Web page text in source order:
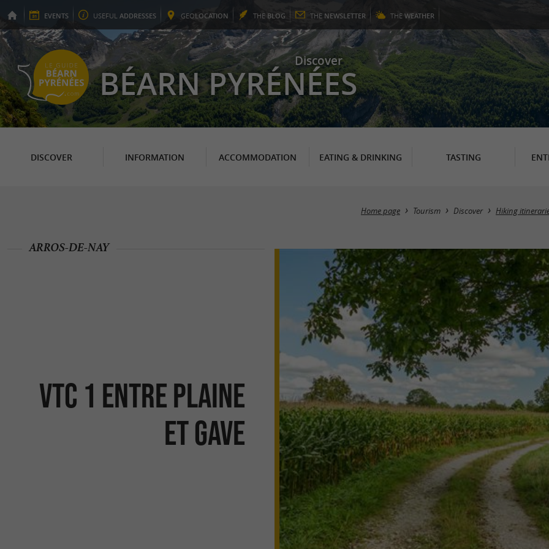
EVENTS USEFUL ADDRESSES GEOLOCATION THE BLOG THE NEWSLETTER THE WEATHER
Discover
BÉARN PYRÉNÉES
DISCOVER INFORMATION ACCOMMODATION EATING & DRINKING TASTING
Home page Tourism Discover Hiking
VTC 1 Entre plaine
et gave
ARROS-DE-NAY